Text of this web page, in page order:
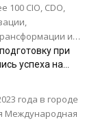
100 СIO, CDO,
и
крупнейших
Центральной...
при
успеха на
по
года в городе
Международная